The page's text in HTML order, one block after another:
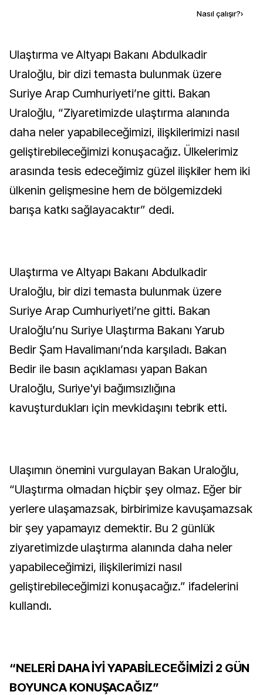
Nasıl çalışır?›
Ulaştırma ve Altyapı Bakanı Abdulkadir
Uraloğlu, bir dizi temasta bulunmak üzere
Suriye Arap Cumhuriyeti’ne gitti. Bakan
Uraloğlu, “Ziyaretimizde ulaştırma alanında
daha neler yapabileceğimizi, ilişkilerimizi nasıl
geliştirebileceğimizi konuşacağız. Ülkelerimiz
arasında tesis edeceğimiz güzel ilişkiler hem iki
ülkenin gelişmesine hem de bölgemizdeki
barışa katkı sağlayacaktır” dedi.
Ulaştırma ve Altyapı Bakanı Abdulkadir
Uraloğlu, bir dizi temasta bulunmak üzere
Suriye Arap Cumhuriyeti’ne gitti. Bakan
Uraloğlu’nu Suriye Ulaştırma Bakanı Yarub
Bedir Şam Havalimanı’nda karşıladı. Bakan
Bedir ile basın açıklaması yapan Bakan
Uraloğlu, Suriye'yi bağımsızlığına
kavuşturdukları için mevkidaşını tebrik etti.
Ulaşımın önemini vurgulayan Bakan Uraloğlu,
“Ulaştırma olmadan hiçbir şey olmaz. Eğer bir
yerlere ulaşamazsak, birbirimize kavuşamazsak
bir şey yapamayız demektir. Bu 2 günlük
ziyaretimizde ulaştırma alanında daha neler
yapabileceğimizi, ilişkilerimizi nasıl
geliştirebileceğimizi konuşacağız.” ifadelerini
kullandı.
“NELERİ DAHA İYİ YAPABİLECEĞİMİZİ 2 GÜN
BOYUNCA KONUŞACAĞIZ”